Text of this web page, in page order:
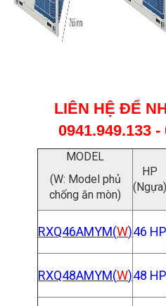
LIÊN HỆ ĐỂ
0941.949.133 -
MODEL
(W: Model phủ
chống ăn mòn)
HP
(Ngựa)
RXQ46AMYM(W)46 HP
RXQ48AMYM(W)48 HP